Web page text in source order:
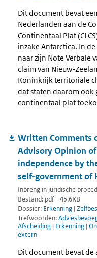
Dit document bevat
Nederlanden aan de
Continentaal Plat
inzake Antarctica. In
naar zijn Note Verbale
claim van Nieuw-
Koninkrijk territoriale
dat staten daarom ook
continentaal plat
Written Comments
Advisory Opinion
independence by
self-government of
Inbreng in juridische
Bestand: pdf - 45.6KB
Dossier: Erkenning |
Trefwoorden:
Afscheiding | Erkenning |
extern
Dit document bevat